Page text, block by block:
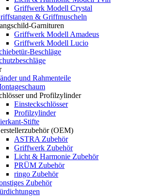
Griffwerk Modell Crystal
& Griffmuscheln
Garnituren
Griffwerk Modell Amadeus
Griffwerk Modell Lucio
Beschläge
und Rahmenteile
und Profilzylinder
Einsteckschlösser
Profilzylinder
Stifte
(OEM)
ASTRA Zubehör
Griffwerk Zubehör
Licht & Harmonie Zubehör
PRÜM Zubehör
ringo Zubehör
Zubehör